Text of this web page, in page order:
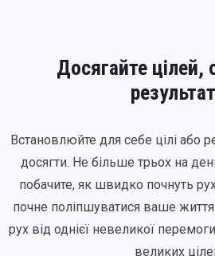
Досягайте цілей,
Встановлюйте для себе цілі або
досягти. Не більше трьох на
побачите, як швидко почнуть
почне поліпшуватися ваше
рух від однієї невеликої
великих